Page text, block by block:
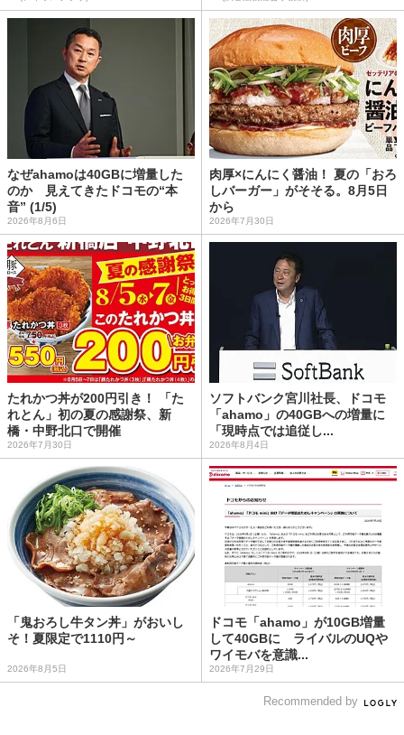
なぜahamoは40GBに増量した
のか 見えてきたドコモの“本
音” (1/5)
2026年8月6日
肉厚×にんにく醤油！ 夏の「おろ
しバーガー」がそそる。8月5日
から
2026年7月30日
たれかつ丼が200円引き！ 「た
れとん」初の夏の感謝祭、新
橋・中野北口で開催
2026年7月30日
ソフトバンク宮川社長、ドコモ
「ahamo」の40GBへの増量に
「現時点では追従し...
2026年8月4日
「鬼おろし牛タン丼」がおいし
そ！夏限定で1110円～
2026年8月5日
ドコモ「ahamo」が10GB増量
して40GBに ライバルのUQや
ワイモバを意識...
2026年7月29日
Recommended by